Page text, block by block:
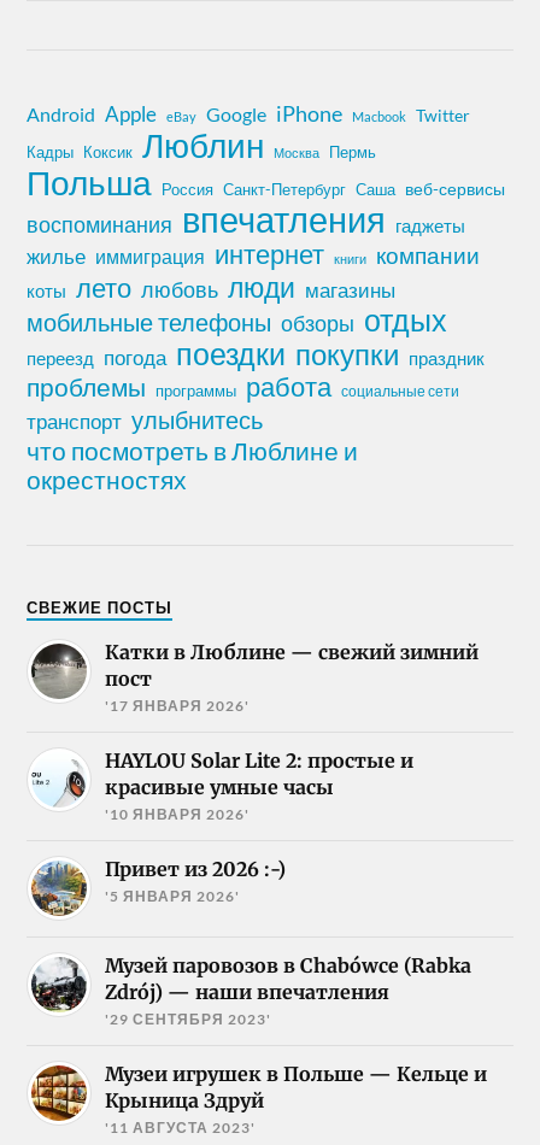
Android Apple eBay Google iPhone Macbook Twitter
Кадры Коксик Люблин Москва Пермь
Польша Россия Санкт-Петербург Саша веб-сервисы
воспоминания впечатления гаджеты
жилье иммиграция интернет книги компании
коты лето любовь люди магазины
мобильные телефоны обзоры отдых
переезд погода поездки покупки праздник
проблемы программы работа социальные сети
транспорт улыбнитесь
что посмотреть в Люблине и
окрестностях
СВЕЖИЕ ПОСТЫ
Катки в Люблине — свежий зимний
пост
'17 ЯНВАРЯ 2026'
HAYLOU Solar Lite 2: простые и
красивые умные часы
'10 ЯНВАРЯ 2026'
Привет из 2026 :-)
'5 ЯНВАРЯ 2026'
Музей паровозов в Chabówce (Rabka
Zdrój) — наши впечатления
'29 СЕНТЯБРЯ 2023'
Музеи игрушек в Польше — Кельце и
Крыница Здруй
'11 АВГУСТА 2023'